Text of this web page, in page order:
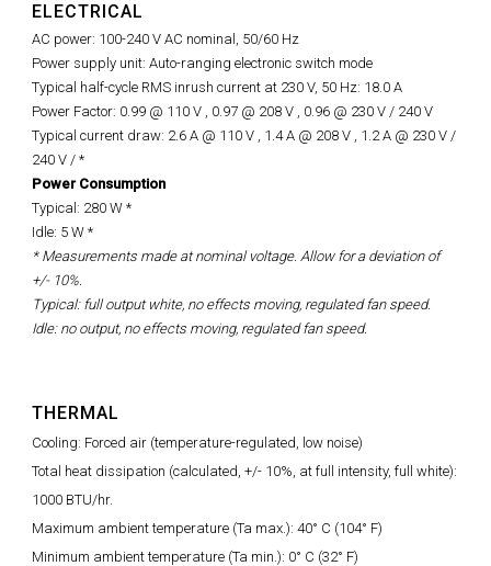
ELECTRICAL
AC power: 100-240 V AC nominal, 50/60 Hz
Power supply unit: Auto-ranging electronic switch mode
Typical half-cycle RMS inrush current at 230 V, 50 Hz: 18.0 A
Power Factor: 0.99 @ 110 V , 0.97 @ 208 V , 0.96 @ 230 V / 240 V
Typical current draw: 2.6 A @ 110 V , 1.4 A @ 208 V , 1.2 A @ 230 V /
240 V / *
Power Consumption
Typical: 280 W *
Idle: 5 W *
* Measurements made at nominal voltage. Allow for a deviation of
+/- 10%.
Typical: full output white, no effects moving, regulated fan speed.
Idle: no output, no effects moving, regulated fan speed.
THERMAL
Cooling: Forced air (temperature-regulated, low noise)
Total heat dissipation (calculated, +/- 10%, at full intensity, full white):
1000 BTU/hr.
Maximum ambient temperature (Ta max.): 40° C (104° F)
Minimum ambient temperature (Ta min.): 0° C (32° F)